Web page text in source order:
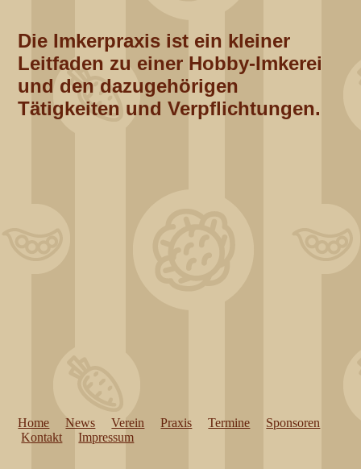
Die Imkerpraxis ist ein kleiner
Leitfaden zu einer Hobby-Imkerei
und den dazugehörigen
Tätigkeiten und Verpflichtungen.
Home News Verein Praxis Termine
Sponsoren
Kontakt
Impressum